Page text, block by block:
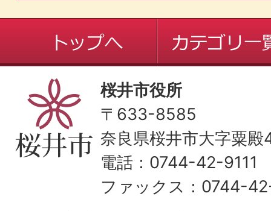
桜井市役所
〒633-8585
奈良県桜井市大字粟
電話：0744-42-9111
ファックス：0744-